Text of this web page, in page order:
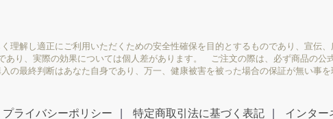
理解し適正にご利用いただくための安全性確保を目的とするものであり、宣
あり、実際の効果については個人差があります。 ご注文の際は、必ず商品の公
最終判断はあなた自身であり、万一、健康被害を被った場合の保証が無い事
プライバシーポリシー 特定商取引法に基づく表記 インター